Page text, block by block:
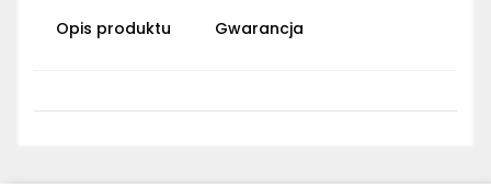
Opis produktu Gwarancja